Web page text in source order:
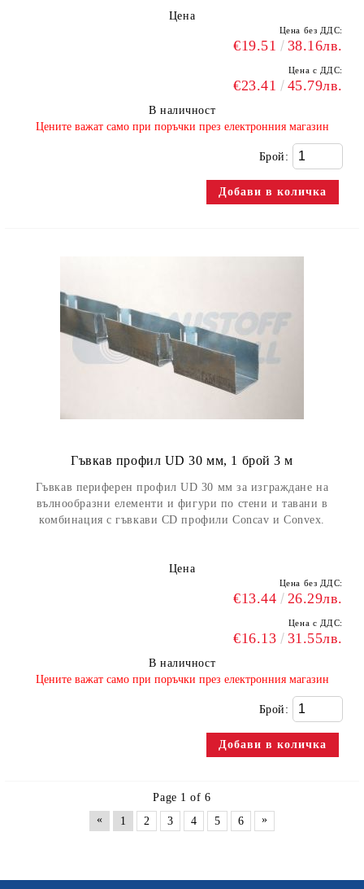
Цена
Цена без ДДС:
€19.51 38.16лв.
Цена с ДДС:
€23.41 45.79лв.
В наличност
​Цените важат само при поръчки през електронния магазин
Брой:
Гъвкав профил UD 30 мм, 1 брой 3 м
Гъвкав периферен профил UD 30 мм за изграждане на
вълнообразни елементи и фигури по стени и тавани в
комбинация с гъвкави CD профили Concav и Convex.
Цена
Цена без ДДС:
€13.44 26.29лв.
Цена с ДДС:
€16.13 31.55лв.
В наличност
​Цените важат само при поръчки през електронния магазин
Брой:
Page 1 of 6
«
1 2 3 4 5 6 »